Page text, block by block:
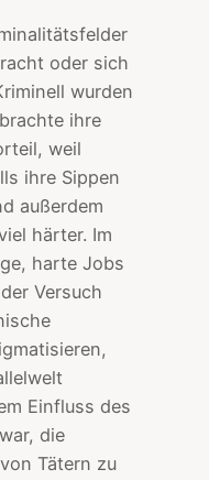
oder sich
wurden
ihre
weil
ihre Sippen
außerdem
härter. Im
harte Jobs
Versuch
Einfluss des
die
Tätern zu